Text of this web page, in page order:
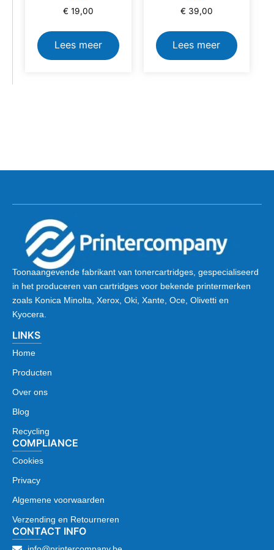
€ 19,00
Lees meer
€ 39,00
Lees meer
Toonaangevende fabrikant van tonercartridges, gespecialiseerd
in het produceren van cartridges voor bekende printermerken
zoals Konica Minolta, Xerox, Oki, Xante, Oce, Olivetti en
Kyocera.
LINKS
Home
Producten
Over ons
Blog
Recycling
COMPLIANCE
Cookies
Privacy
Algemene voorwaarden
Verzending en Retourneren
CONTACT INFO